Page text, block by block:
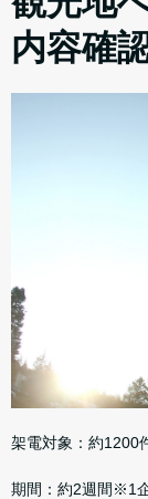
内容確
架電対象：約1200
期間：約2週間※1